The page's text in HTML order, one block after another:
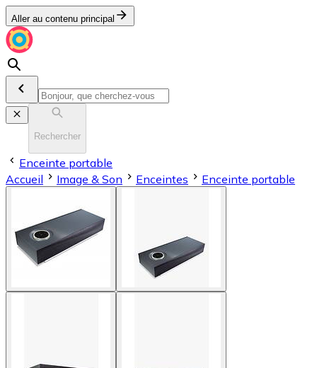
Aller au contenu principal
Rechercher
Enceinte portable
Accueil
Image & Son Enceintes Enceinte portable